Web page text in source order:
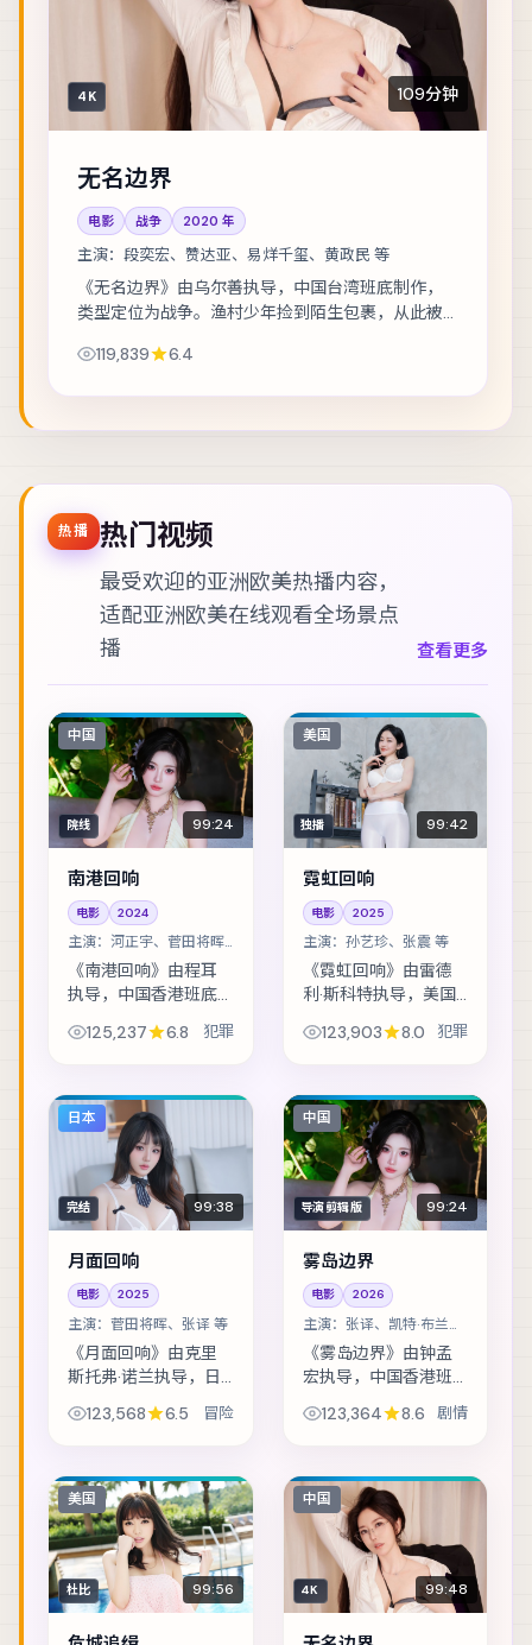
4K 109分钟
无名边界
电影 战争 2020 年
主演： 段奕宏、赞达亚、易烊千玺、黄政民 等
《无名边界》由乌尔善执导，中国台湾班底制作，
类型定位为战争。渔村少年捡到陌生包裹，从此被
亚、易烊千玺 等，表演层次丰富。镜头语言克制...
119,839 6.4
热播 热门视频
最受欢迎的亚洲欧美热播内容，
适配亚洲欧美在线观看全场景点
播
查看更多
中国
院线 99:24
南港回响
电影 2024
主演： 河正宇、菅田将晖
等
《南港回响》由程耳
执导，中国香港班底
罪。假释犯回到社区
的债。主演包括河正
宇、菅田将晖、桂纶...
125,237 6.8 犯罪
美国
独播 99:42
霓虹回响
电影 2025
主演： 孙艺珍、张震 等
《霓虹回响》由雷德
利·斯科特执导，美国
为犯罪。退役特工重
主演包括孙艺珍、张
震、李光洁 等，...
123,903 8.0 犯罪
日本
完结 99:38
月面回响
电影 2025
主演： 菅田将晖、张译 等
《月面回响》由克里
斯托弗·诺兰执导，日
本班底制作，类型定
位为冒险。暴风雪封
个接一个消失。主演
包括菅田将晖、张
译、安藤樱 等，表...
123,568 6.5 冒险
中国
导演剪辑版 99:24
雾岛边界
电影 2026
主演： 张译、凯特·布兰切
特 等
《雾岛边界》由钟孟
宏执导，中国香港班
底制作，类型定位为
剧情。雨夜里的匿名
识的人推向同一条危
途。主演包括张译、
凯特·布兰切特、黄...
123,364 8.6 剧情
美国
杜比 99:56
中国
4K 99:48